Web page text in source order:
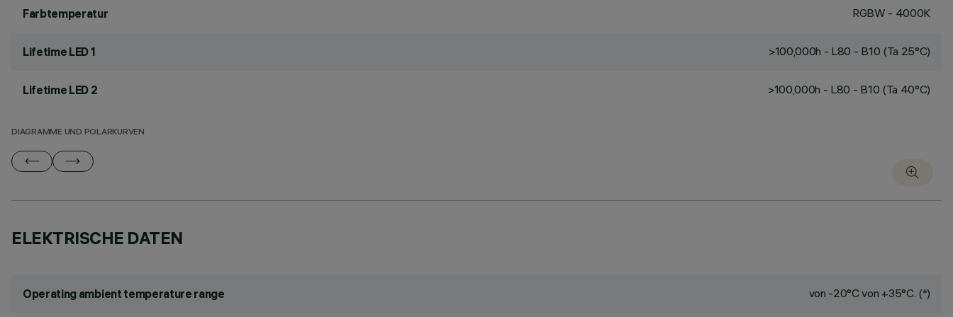
Farbtemperatur RGBW - 4000K
Lifetime LED 1 >100,000h - L80 - B10 (Ta 25°C)
Lifetime LED 2 >100,000h - L80 - B10 (Ta 40°C)
DIAGRAMME UND POLARKURVEN
ELEKTRISCHE DATEN
Operating ambient temperature range von -20°C von +35°C. (*)